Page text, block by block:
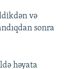
və
sonra
həyata